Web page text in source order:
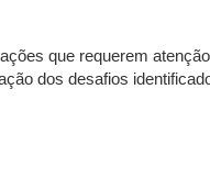
que requerem
dos desafios